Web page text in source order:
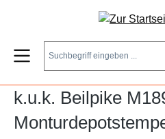
Zum Hauptinhalt springen
k.u.k. Beilpike